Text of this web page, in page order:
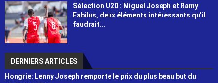
Sélection U20 : Miguel Joseph et Ramy
Fabilus, deux éléments intéressants qu’il
faudrait...
DERNIERS ARTICLES
Hongrie: Lenny Joseph remporte le prix du plus beau but du